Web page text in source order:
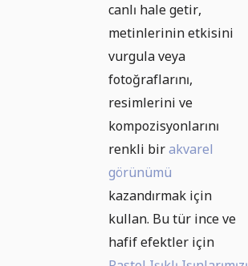
canlı hale getir,
metinlerinin etkisini
vurgula veya
fotoğraflarını,
resimlerini ve
kompozisyonlarını
renkli birakvarel
görünümü
kazandırmak için
kullan. Bu tür ince ve
hafif efektler için